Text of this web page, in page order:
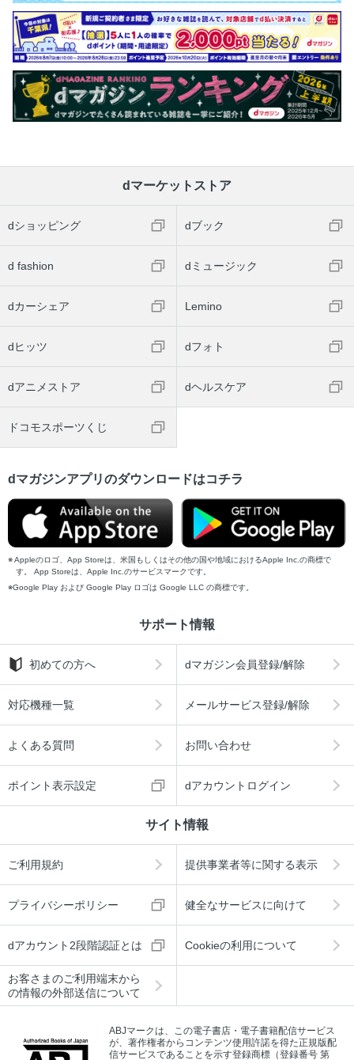
さくいん
奥付
KYOTO最旬まち歩きBOOK
KYOTO最旬まち歩きBOOK／1祇園
KYOTO最旬まち歩きBOOK／2清水五条
KYOTO最旬まち歩きBOOK／5三条通／6京都御所周辺
KYOTO最旬まち歩きBOOK／キホンをおさえる！京都プラ
ンニングのコツ
イマドキ京みやげリスト＆京都駅活用BOOK
京みやげ／1フォトジェニック菓子
京みやげ／2王道みやげ菓子
京みやげ／3京の味みやげ
京みやげ／5手仕事の逸品
京都駅パーフェクトガイド
京都まち歩きMAP
京都まち歩きMAP／広域図／京都広域図
京都まち歩きMAP／広域図／伏見稲荷大社周辺／京都中心図
(南)
京都まち歩きMAP／詳細図／京都駅周辺
京都まち歩きMAP／詳細図／二条～五条
京都まち歩きMAP／詳細図／清水寺周辺
京都まち歩きMAP／詳細図／祇園
京都まち歩きMAP／詳細図／河原町
京都まち歩きMAP／詳細図／銀閣寺・哲学の道／嵐山・嵯峨
京都まち歩きMAP／詳細図／京都郊外図
京都バス・地下鉄のりこなしガイド
京都バス・地下鉄のりこなしガイド／1バスの特徴を知ろう
京都バス・地下鉄のりこなしガイド／2地下鉄の特徴を知ろ
う
京都バス・地下鉄のりこなしガイド／3お得なチケットを選
ぼう
京都バス・地下鉄のりこなしガイド／4主要なバス乗り場を
おさえよう
京都バス・地下鉄のりこなしガイド／5主要観光地間のアク
セスを確認しよう
京都バス・地下鉄のりこなしガイド／京都バス・地下鉄路線
dマーケットストア
dショッピング dブック
d fashion dミュージック
dカーシェア Lemino
dヒッツ dフォト
dアニメストア dヘルスケア
ドコモスポーツくじ
dマガジンアプリのダウンロードはコチラ
Appleのロゴ、App Storeは、米国もしくはその他の国や地域におけるApple Inc.の商標で
す。 App Storeは、Apple Inc.のサービスマークです。
Google Play および Google Play ロゴは Google LLC の商標です。
サポート情報
初めての方へ dマガジン会員登録/解除
対応機種一覧 メールサービス登録/解除
よくある質問 お問い合わせ
ポイント表示設定 dアカウントログイン
サイト情報
ご利用規約 提供事業者等に関する表示
プライバシーポリシー 健全なサービスに向けて
dアカウント2段階認証とは Cookieの利用について
お客さまのご利用端末から
の情報の外部送信について
ABJマークは、この電子書店・電子書籍配信サービス
が、著作権者からコンテンツ使用許諾を得た正規版配
信サービスであることを示す登録商標（登録番号 第